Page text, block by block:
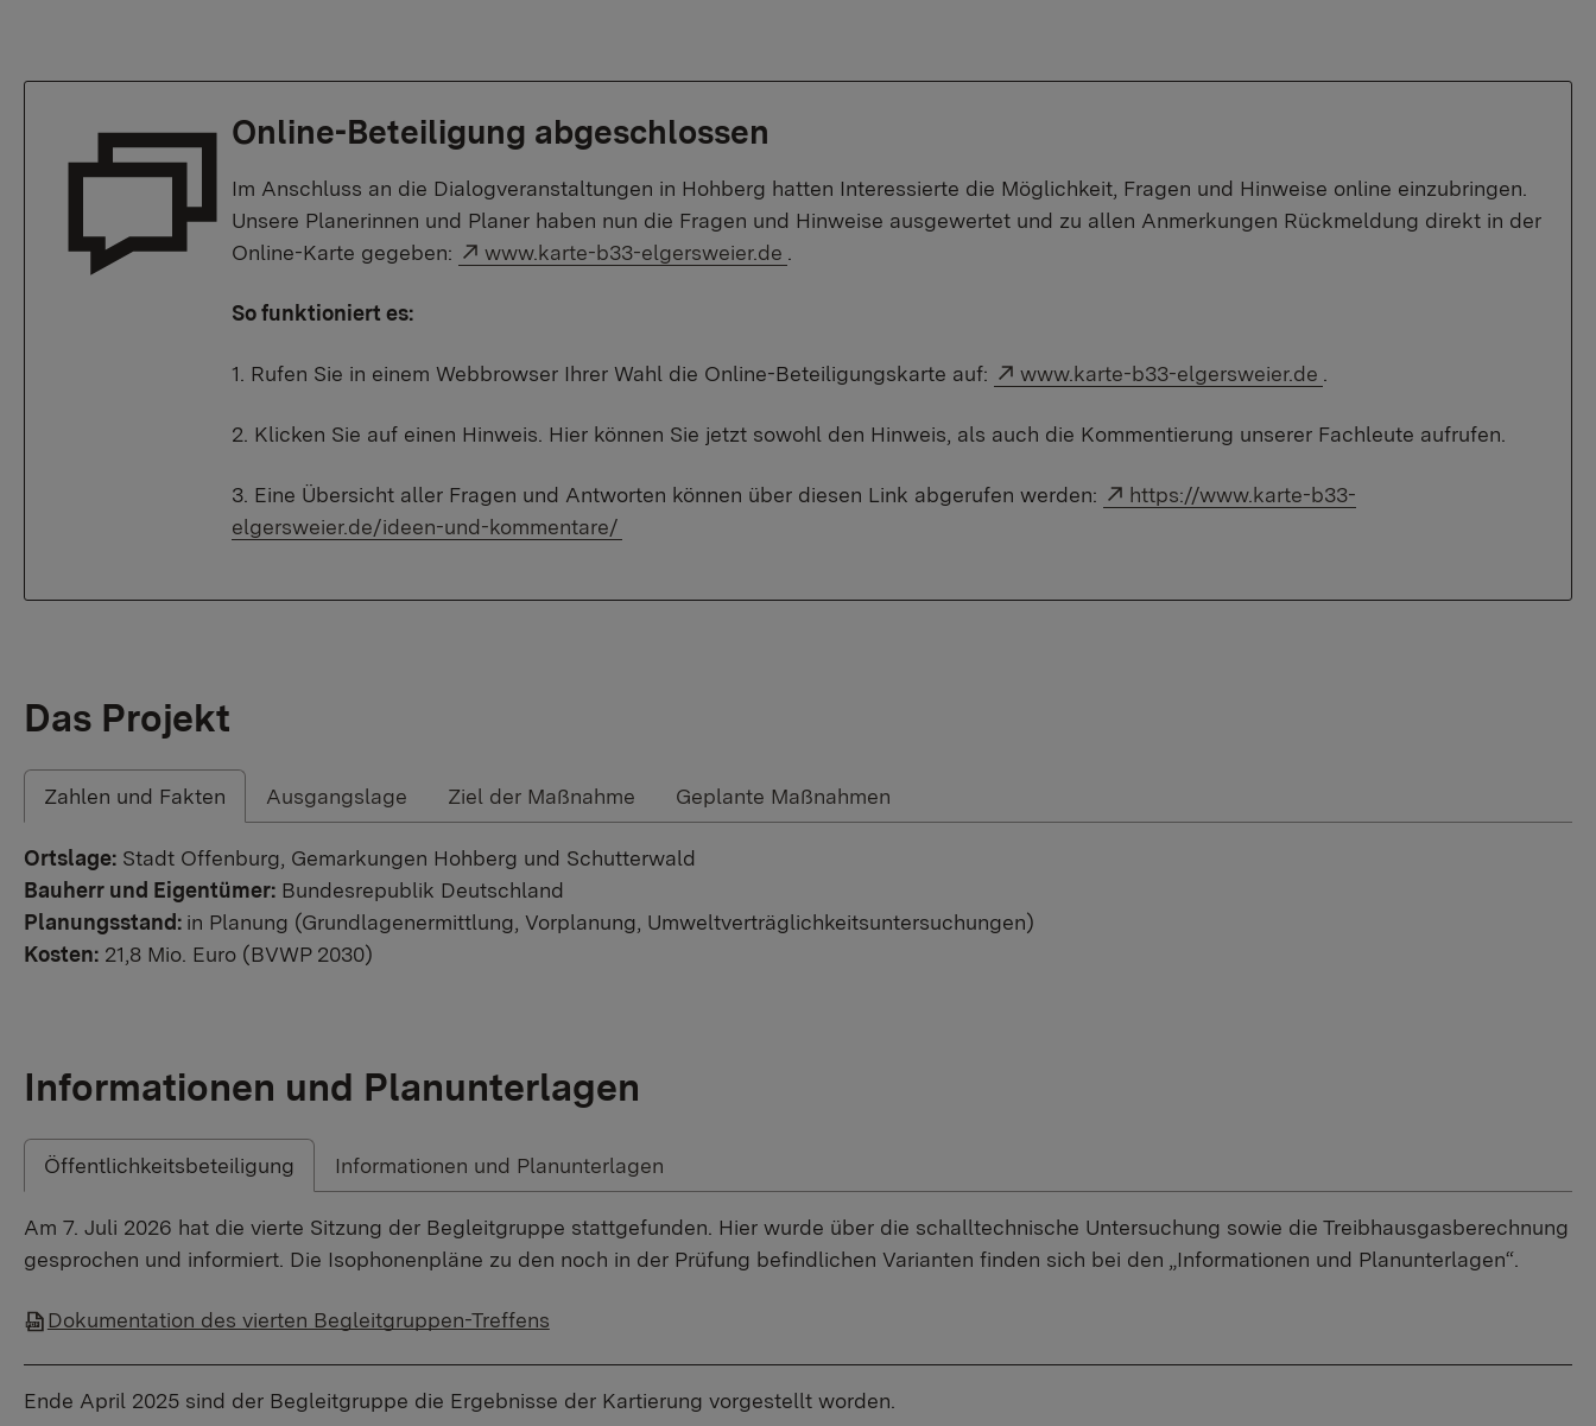
Online-Beteiligung abgeschlossen
Im Anschluss an die Dialogveranstaltungen in Hohberg hatten Interessierte die Möglichkeit, Fragen und Hinweise online einzubringen.
Unsere Planerinnen und Planer haben nun die Fragen und Hinweise ausgewertet und zu allen Anmerkungen Rückmeldung direkt in der
Online-Karte gegeben:
Externer Link:
www.karte-b33-elgersweier.de
So funktioniert es:
1. Rufen Sie in einem Webbrowser Ihrer Wahl die Online-Beteiligungskarte auf: Externer Link:
www.karte-b33-elgersweier.de
2. Klicken Sie auf einen Hinweis. Hier können Sie jetzt sowohl den Hinweis, als auch die Kommentierung unserer Fachleute aufrufen.
3. Eine Übersicht aller Fragen und Antworten können über diesen Link abgerufen werden: Externer Link:
https://www.karte-b33-
elgersweier.de/ideen-und-kommentare/
Das Projekt
Zahlen und Fakten Ausgangslage Ziel der Maßnahme Geplante Maßnahmen
Ortslage: Stadt Offenburg, Gemarkungen Hohberg und Schutterwald
Bauherr und Eigentümer: Bundesrepublik Deutschland
Planungsstand: in Planung (Grundlagenermittlung, Vorplanung, Umweltverträglichkeitsuntersuchungen)
Kosten: 21,8 Mio. Euro (BVWP 2030)
Informationen und Planunterlagen
Öffentlichkeitsbeteiligung Informationen und Planunterlagen
Am 7. Juli 2026 hat die vierte Sitzung der Begleitgruppe stattgefunden. Hier wurde über die schalltechnische Untersuchung sowie die Treibhausgasberechnung
gesprochen und informiert. Die Isophonenpläne zu den noch in der Prüfung befindlichen Varianten finden sich bei den „Informationen und Planunterlagen“.
Dokumentation des vierten Begleitgruppen-Treffens
Ende April 2025 sind der Begleitgruppe die Ergebnisse der Kartierung vorgestellt worden.